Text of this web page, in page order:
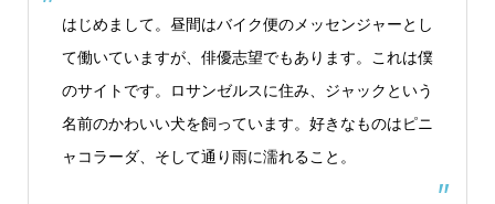
はじめまして。昼間はバイク便のメッセンジャーとし
て働いていますが、俳優志望でもあります。これは僕
のサイトです。ロサンゼルスに住み、ジャックという
名前のかわいい犬を飼っています。好きなものはピニ
ャコラーダ、そして通り雨に濡れること。